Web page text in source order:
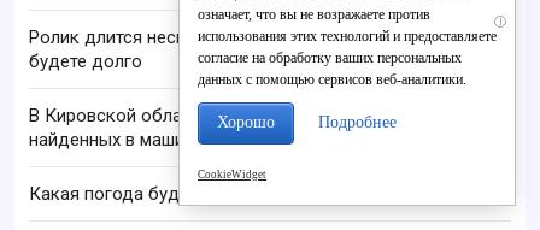
i
Ролик длится несколько секунд, а смеяться вы
будете долго
В Кировской области проверяют гибель супругов,
найденных в машине в Вятке
Какая погода будет в Кирове с 3 по 9 августа?
означает, что вы не возражаете против
использования этих технологий и предоставляете
согласие на обработку ваших персональных
данных с помощью сервисов веб-аналитики.
Хорошо Подробнее
CookieWidget